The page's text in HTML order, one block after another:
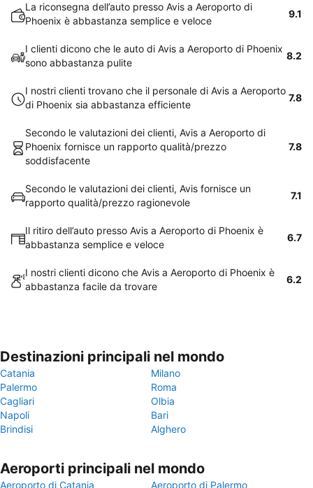
La riconsegna dell’auto presso Avis a Aeroporto di
Phoenix è abbastanza semplice e veloce
9.1
I clienti dicono che le auto di Avis a Aeroporto di Phoenix
sono abbastanza pulite
8.2
I nostri clienti trovano che il personale di Avis a Aeroporto
di Phoenix sia abbastanza efficiente
7.8
Secondo le valutazioni dei clienti, Avis a Aeroporto di
Phoenix fornisce un rapporto qualità/prezzo
soddisfacente
7.8
Secondo le valutazioni dei clienti, Avis fornisce un
rapporto qualità/prezzo ragionevole
7.1
Il ritiro dell’auto presso Avis a Aeroporto di Phoenix è
abbastanza semplice e veloce
6.7
I nostri clienti dicono che Avis a Aeroporto di Phoenix è
abbastanza facile da trovare
6.2
Destinazioni principali nel mondo
Catania
Milano
Palermo
Roma
Cagliari
Olbia
Napoli
Bari
Brindisi
Alghero
Aeroporti principali nel mondo
Aeroporto di Catania Aeroporto di Palermo